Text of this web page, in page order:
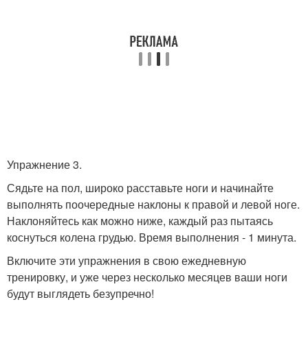
Упражнение 3.
Сядьте на пол, широко расставьте ноги и начинайте
выполнять поочередные наклоны к правой и левой ноге.
Наклоняйтесь как можно ниже, каждый раз пытаясь
коснуться колена грудью. Время выполнения - 1 минута.
Включите эти упражнения в свою ежедневную
тренировку, и уже через несколько месяцев ваши ноги
будут выглядеть безупречно!